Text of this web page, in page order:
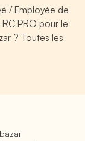
/ Employée de
PRO pour le
? Toutes les